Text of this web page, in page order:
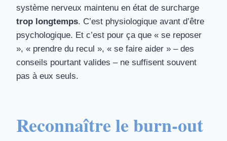
système nerveux maintenu en état de surcharge
trop longtemps. C’est physiologique avant d’être
psychologique. Et c’est pour ça que « se reposer
», « prendre du recul », « se faire aider » – des
conseils pourtant valides – ne suffisent souvent
pas à eux seuls.
Reconnaître le burn-out